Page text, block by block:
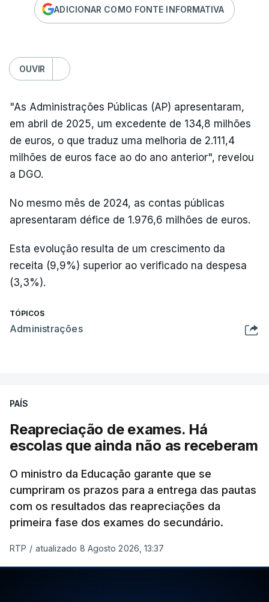
ADICIONAR COMO FONTE INFORMATIVA
OUVIR
"As Administrações Públicas (AP) apresentaram,
em abril de 2025, um excedente de 134,8 milhões
de euros, o que traduz uma melhoria de 2.111,4
milhões de euros face ao do ano anterior", revelou
a DGO.
No mesmo mês de 2024, as contas públicas
apresentaram défice de 1.976,6 milhões de euros.
Esta evolução resulta de um crescimento da
receita (9,9%) superior ao verificado na despesa
(3,3%).
TÓPICOS
Administrações
PAÍS
Reapreciação de exames. Há
escolas que ainda não as receberam
O ministro da Educação garante que se
cumpriram os prazos para a entrega das pautas
com os resultados das reapreciações da
primeira fase dos exames do secundário.
RTP / atualizado 8 Agosto 2026, 13:37